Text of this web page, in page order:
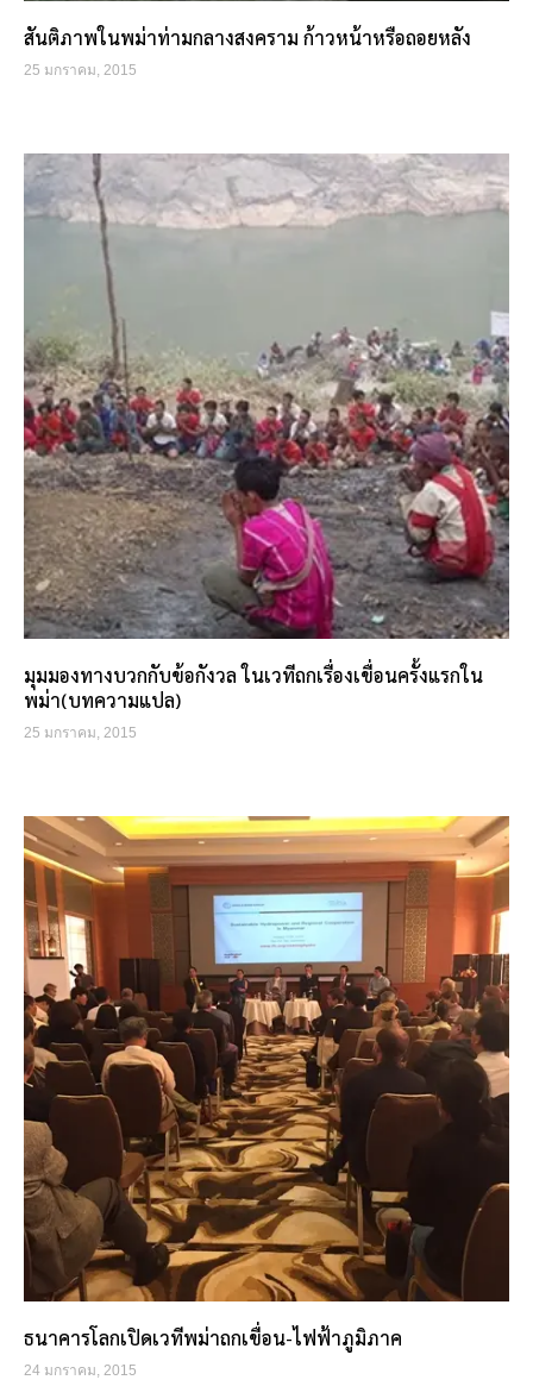
สันติภาพในพม่าท่ามกลางสงคราม ก้าวหน้าหรือถอยหลัง
25 มกราคม, 2015
มุมมองทางบวกกับข้อกังวล ในเวทีถกเรื่องเขื่อนครั้งแรกใน
พม่า(บทความแปล)
25 มกราคม, 2015
ธนาคารโลกเปิดเวทีพม่าถกเขื่อน-ไฟฟ้าภูมิภาค
24 มกราคม, 2015